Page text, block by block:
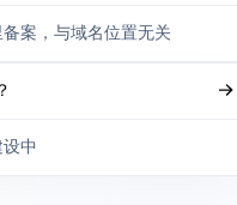
案，与域名位置无关
中